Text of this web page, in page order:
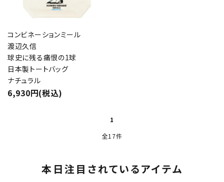
コンビネーションミール
渡辺久信
球史に残る痛恨の1球
日本製トートバッグ
ナチュラル
6,930円(税込)
1
全17件
本日注目されているアイテム